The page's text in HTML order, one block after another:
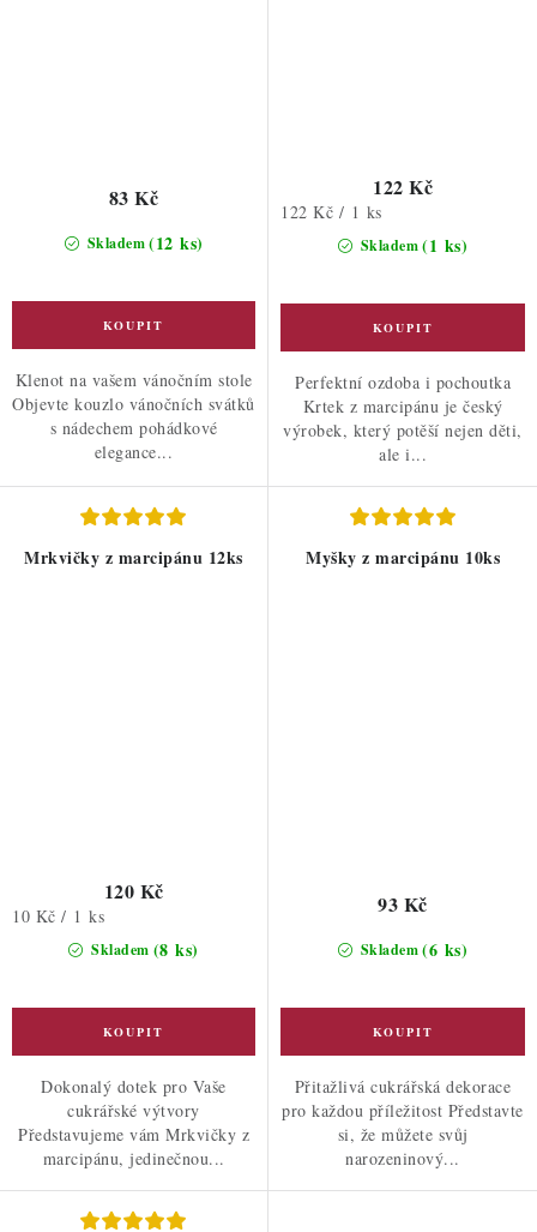
Skladem(12 ks)
83 Kč
Klenot na vašem vánočním stole
Objevte kouzlo vánočních svátků
s nádechem pohádkové
elegance...
Skladem(1 ks)
122 Kč
Měrná
122 Kč / 1 ks
Perfektní ozdoba i pochoutka
Krtek z marcipánu je český
výrobek, který potěší nejen děti,
ale i...
Mrkvičky z marcipánu 12ks
Skladem (8 ks)
120 Kč
Měrná
10 Kč / 1 ks
Dokonalý dotek pro Vaše
cukrářské výtvory
Představujeme vám Mrkvičky z
marcipánu, jedinečnou...
Myšky z marcipánu 10ks
Skladem(6 ks)
93 Kč
Přitažlivá cukrářská dekorace
pro každou příležitost Představte
si, že můžete svůj
narozeninový...